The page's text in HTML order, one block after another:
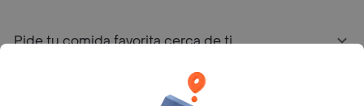
Pide tu comida favorita cerca de ti